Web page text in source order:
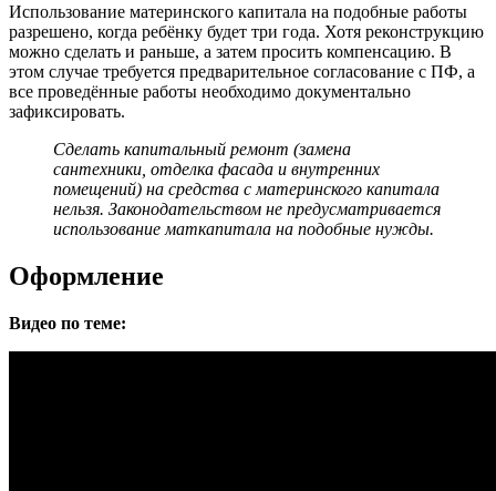
Использование материнского капитала на подобные работы
разрешено, когда ребёнку будет три года. Хотя реконструкцию
можно сделать и раньше, а затем просить компенсацию. В
этом случае требуется предварительное согласование с ПФ, а
все проведённые работы необходимо документально
зафиксировать.
Сделать капитальный ремонт (замена
сантехники, отделка фасада и внутренних
помещений) на средства с материнского капитала
нельзя. Законодательством не предусматривается
использование маткапитала на подобные нужды.
Оформление
Видео по теме: